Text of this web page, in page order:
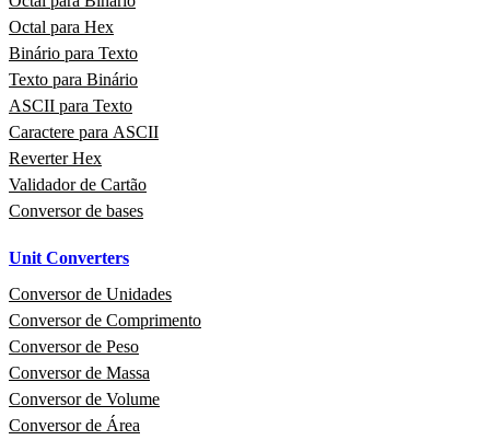
Octal para Hex
Binário para Texto
Texto para Binário
ASCII para Texto
Caractere para ASCII
Reverter Hex
Validador de Cartão
Conversor de bases
Unit Converters
Conversor de Unidades
Conversor de Comprimento
Conversor de Peso
Conversor de Massa
Conversor de Volume
Conversor de Área